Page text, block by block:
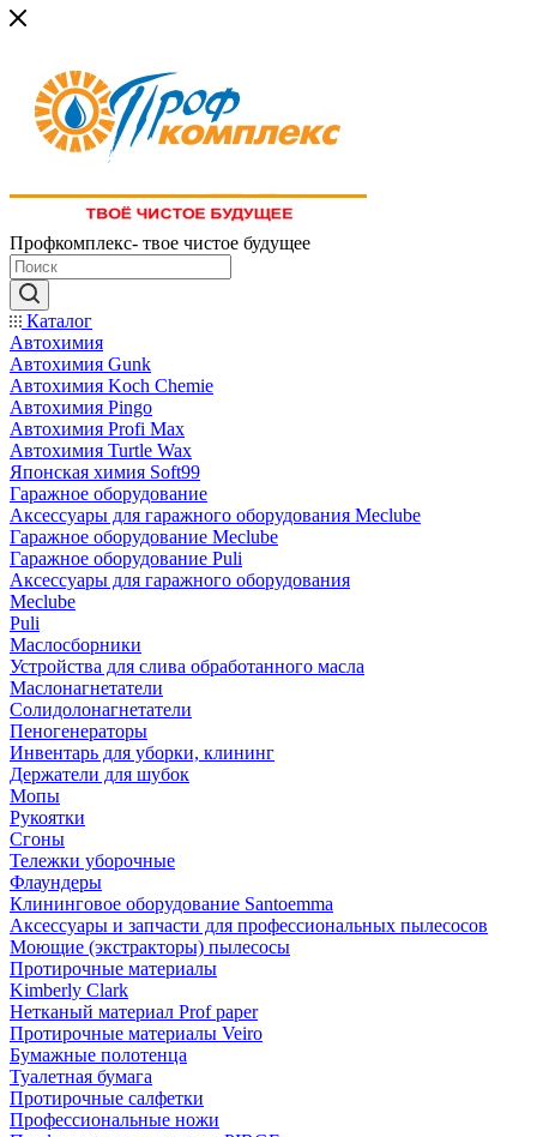
Профкомплекс- твое чистое будущее
Каталог
Автохимия
Автохимия Gunk
Автохимия Koch Chemie
Автохимия Pingo
Автохимия Profi Max
Автохимия Turtle Wax
Японская химия Soft99
Гаражное оборудование
Аксессуары для гаражного оборудования Meclube
Гаражное оборудование Meclube
Гаражное оборудование Puli
Аксессуары для гаражного оборудования
Meclube
Puli
Маслосборники
Устройства для слива обработанного масла
Маслонагнетатели
Солидолонагнетатели
Пеногенераторы
Инвентарь для уборки, клининг
Держатели для шубок
Мопы
Рукоятки
Сгоны
Тележки уборочные
Флаундеры
Клининговое оборудование Santoemma
Аксессуары и запчасти для профессиональных пылесосов
Моющие (экстракторы) пылесосы
Протирочные материалы
Kimberly Clark
Нетканый материал Prof paper
Протирочные материалы Veiro
Бумажные полотенца
Туалетная бумага
Протирочные салфетки
Профессиональные ножи